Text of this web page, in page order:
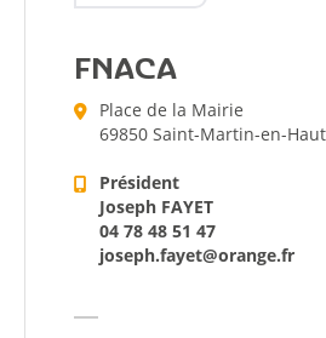
FNACA
Place de la Mairie
69850 Saint-Martin-en-Haut
Président
Joseph FAYET
04 78 48 51 47
joseph.fayet@orange.fr